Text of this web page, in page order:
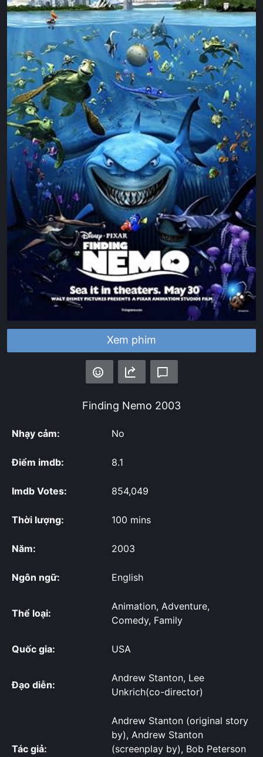
Xem phim
Finding Nemo 2003
Nhạy cảm: No
Điểm imdb: 8.1
Imdb Votes: 854,049
Thời lượng: 100 mins
Năm: 2003
Ngôn ngữ: English
Thể loại:
Animation, Adventure,
Comedy, Family
Quốc gia: USA
Đạo diễn:
Andrew Stanton, Lee
Unkrich(co-director)
Tác giả:
Andrew Stanton (original story
by), Andrew Stanton
(screenplay by), Bob Peterson